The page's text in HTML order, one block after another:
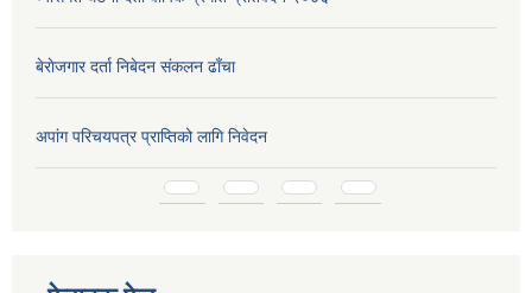
बेराेजगार दर्ता निबेदन स‌ंकलन ढाँचा
अपांग परिचयपत्र प्राप्तिको लागि निवेदन